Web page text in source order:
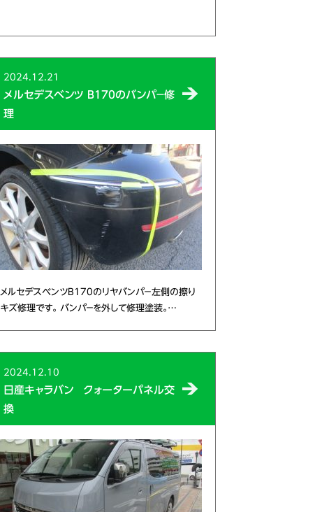
2024.12.21
メルセデスベンツ B170のバンパ－修
理
メルセデスベンツB170のリヤバンパ－左側の擦り
キズ修理です。 バンパ－を外して修理塗装。…
2024.12.10
日産キャラバン クォーターパネル交
換